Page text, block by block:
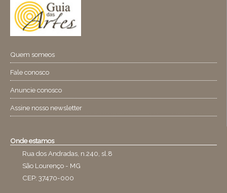
Quem someos
Fale conosco
Anuncie conosco
Assine nosso newsletter
Onde estamos
Rua dos Andradas, n.240, sl.8
São Lourenço - MG
CEP: 37470-000